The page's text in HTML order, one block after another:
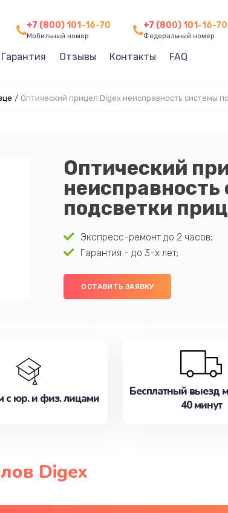
+7 (800) 101-16-70
Мобильный номер
+7 (800) 101-16-70
Федеральный номер
Гарантия Отзывы Контакты FAQ
/ Оптический прицел Digex неисправность системы
Оптический
подсветки
Экспресс-ремонт до 2 часов;
Гарантия - до 3-х лет;
ОСТАВИТЬ ЗАЯВКУ
с юр. и физ. лицами
Бесплатный выезд
40 минут
Digex